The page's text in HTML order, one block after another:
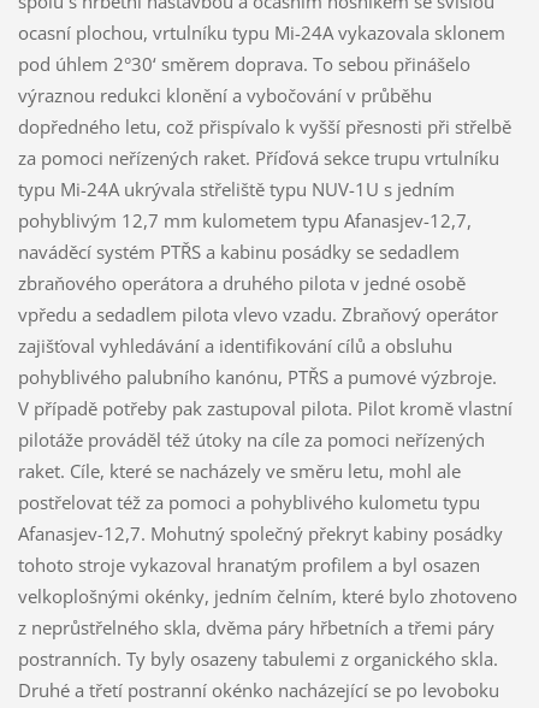
ocasní plochou, vrtulníku typu Mi-24A vykazovala sklonem
pod úhlem 2°30‘ směrem doprava. To sebou přinášelo
výraznou redukci klonění a vybočování v průběhu
dopředného letu, což přispívalo k vyšší přesnosti při střelbě
za pomoci neřízených raket. Příďová sekce trupu vrtulníku
typu Mi-24A ukrývala střeliště typu NUV-1U s jedním
pohyblivým 12,7 mm kulometem typu Afanasjev-12,7,
naváděcí systém PTŘS a kabinu posádky se sedadlem
zbraňového operátora a druhého pilota v jedné osobě
vpředu a sedadlem pilota vlevo vzadu. Zbraňový operátor
zajišťoval vyhledávání a identifikování cílů a obsluhu
pohyblivého palubního kanónu, PTŘS a pumové výzbroje.
V případě potřeby pak zastupoval pilota. Pilot kromě vlastní
pilotáže prováděl též útoky na cíle za pomoci neřízených
raket. Cíle, které se nacházely ve směru letu, mohl ale
postřelovat též za pomoci a pohyblivého kulometu typu
Afanasjev-12,7. Mohutný společný překryt kabiny posádky
tohoto stroje vykazoval hranatým profilem a byl osazen
velkoplošnými okénky, jedním čelním, které bylo zhotoveno
z neprůstřelného skla, dvěma páry hřbetních a třemi páry
postranních. Ty byly osazeny tabulemi z organického skla.
Druhé a třetí postranní okénko nacházející se po levoboku